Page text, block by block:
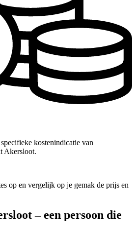
kostenindicatie van
Akersloot.
op en vergelijk op je gemak de prijs en
– een persoon die